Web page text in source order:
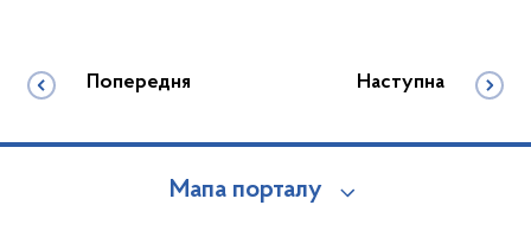
Попередня Наступна
Мапа порталу